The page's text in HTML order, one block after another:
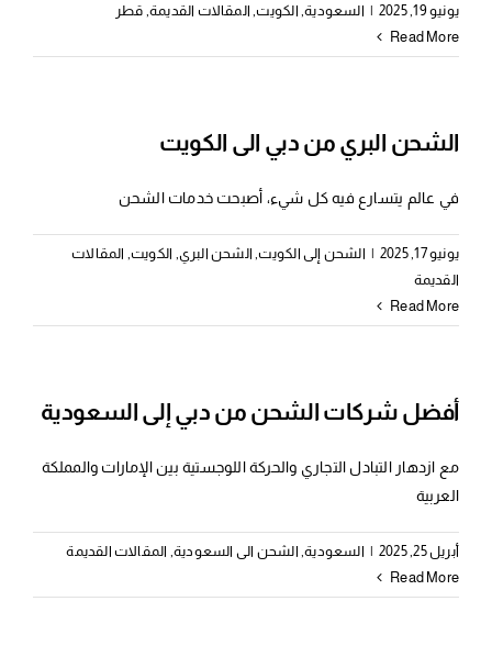
يونيو 19, 2025 | السعودية, الكويت, المقالات القديمة قطر
Read More
الشحن البري من دبي الى الكويت
في عالم يتسارع فيه كل شيء، أصبحت خدمات الشحن
يونيو 17, 2025 | الشحن إلى الكويت, الشحن البري الكويت, المقالات
القديمة
Read More
أفضل شركات الشحن من دبي إلى السعودية
مع ازدهار التبادل التجاري والحركة اللوجستية بين الإمارات والمملكة
العربية
أبريل 25, 2025 | السعودية, الشحن الى السعودية المقالات القديمة
Read More